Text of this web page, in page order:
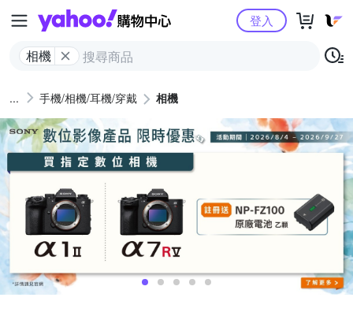
Yahoo購物中心
相機
登入
手機/相機/耳機/穿戴 相機